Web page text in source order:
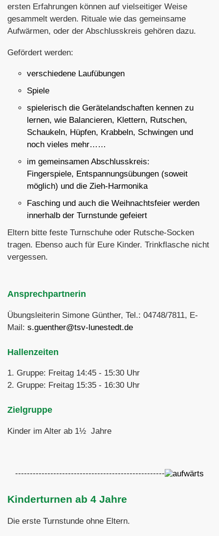
ersten Erfahrungen können auf vielseitiger Weise
gesammelt werden. Rituale wie das gemeinsame
Aufwärmen, oder der Abschlusskreis gehören dazu.
Gefördert werden:
verschiedene Laufübungen
Spiele
spielerisch die Gerätelandschaften kennen zu
lernen, wie Balancieren, Klettern, Rutschen,
Schaukeln, Hüpfen, Krabbeln, Schwingen und
noch vieles mehr……
im gemeinsamen Abschlusskreis:
Fingerspiele, Entspannungsübungen (soweit
möglich) und die Zieh-Harmonika
Fasching und auch die Weihnachtsfeier werden
innerhalb der Turnstunde gefeiert
Eltern bitte feste Turnschuhe oder Rutsche-Socken
tragen. Ebenso auch für Eure Kinder. Trinkflasche nicht
vergessen.
Ansprechpartnerin
Übungsleiterin Simone Günther, Tel.: 04748/7811, E-
Mail: s.guenther@tsv-lunestedt.de
Hallenzeiten
1. Gruppe: Freitag 14:45 - 15:30 Uhr
2. Gruppe: Freitag 15:35 - 16:30 Uhr
Zielgruppe
Kinder im Alter ab 1½ Jahre
---------------------------------------------------
Kinderturnen ab 4 Jahre
Die erste Turnstunde ohne Eltern.